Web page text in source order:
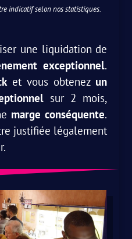
indicatif selon nos statistiques.
une liquidation de
exceptionnel.
et vous obtenez un
sur 2 mois,
marge conséquente.
justifiée légalement